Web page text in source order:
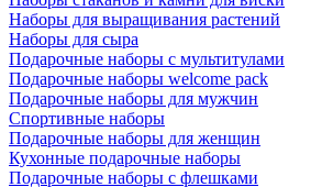
Наборы для выращивания растений
Наборы для сыра
Подарочные наборы с мультитулами
Подарочные наборы welcome pack
Подарочные наборы для мужчин
Спортивные наборы
Подарочные наборы для женщин
Кухонные подарочные наборы
Подарочные наборы с флешками